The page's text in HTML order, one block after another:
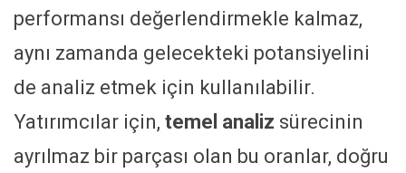
performansı değerlendirmekle kalmaz,
aynı zamanda gelecekteki potansiyelini
de analiz etmek için kullanılabilir.
Yatırımcılar için, temel analiz sürecinin
ayrılmaz bir parçası olan bu oranlar, doğru